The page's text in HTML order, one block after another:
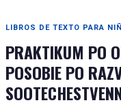
LIBROS DE TEXTO PARA
PRAKTIKUM PO
POSOBIE PO